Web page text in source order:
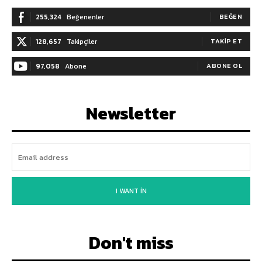
255,324 Beğenenler BEĞEN
128,657 Takipçiler TAKIP ET
97,058 Abone ABONE OL
Newsletter
I WANT IN
Don't miss